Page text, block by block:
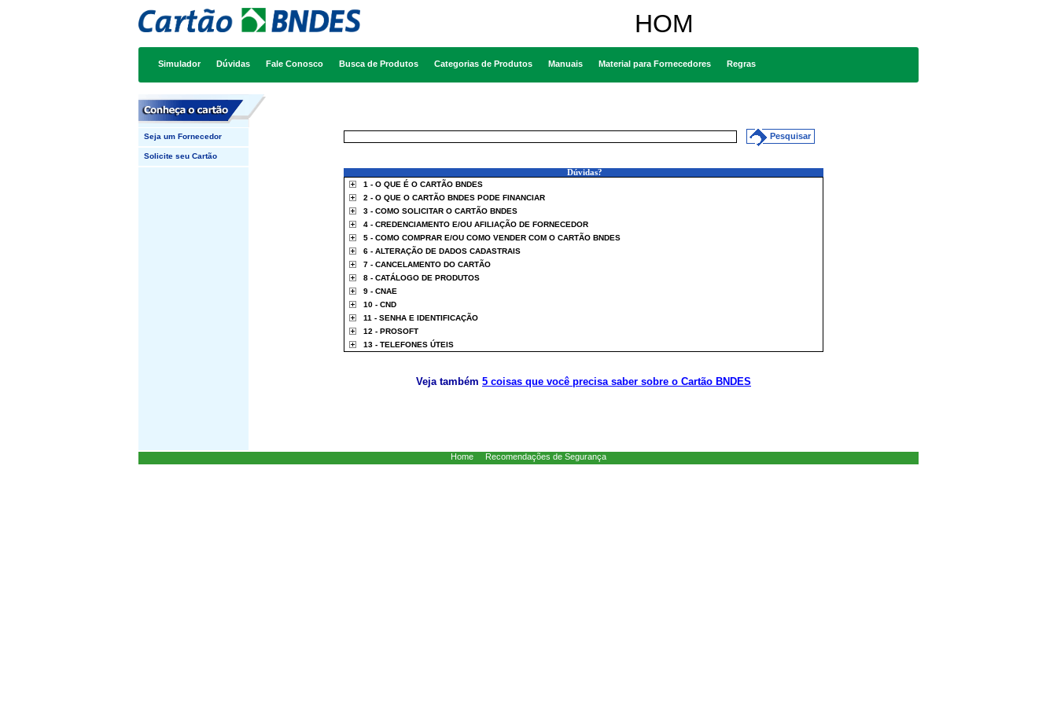
HOM
Simulador Dúvidas Fale Conosco Busca de Produtos Categorias de Produtos Manuais Material para Fornecedores Regras
Seja um Fornecedor
Solicite seu Cartão
Pesquisar
Dúvidas?
1 - O QUE É O CARTÃO BNDES
2 - O QUE O CARTÃO BNDES PODE FINANCIAR
3 - COMO SOLICITAR O CARTÃO BNDES
4 - CREDENCIAMENTO E/OU AFILIAÇÃO DE FORNECEDOR
5 - COMO COMPRAR E/OU COMO VENDER COM O CARTÃO BNDES
6 - ALTERAÇÃO DE DADOS CADASTRAIS
7 - CANCELAMENTO DO CARTÃO
8 - CATÁLOGO DE PRODUTOS
9 - CNAE
10 - CND
11 - SENHA E IDENTIFICAÇÃO
12 - PROSOFT
13 - TELEFONES ÚTEIS
Veja também 5 coisas que você precisa saber sobre o Cartão BNDES
Home Recomendações de Segurança